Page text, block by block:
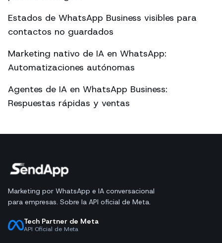
Estados de WhatsApp Business visibles para
contactos no guardados
Marketing nativo de IA en WhatsApp:
Automatizaciones autónomas
Agentes de IA en WhatsApp Business:
Respuestas rápidas y ventas
Marketing por WhatsApp e IA conversacional
para empresas. Sobre la API oficial de Meta.
Tech Partner de Meta
API Oficial de Meta